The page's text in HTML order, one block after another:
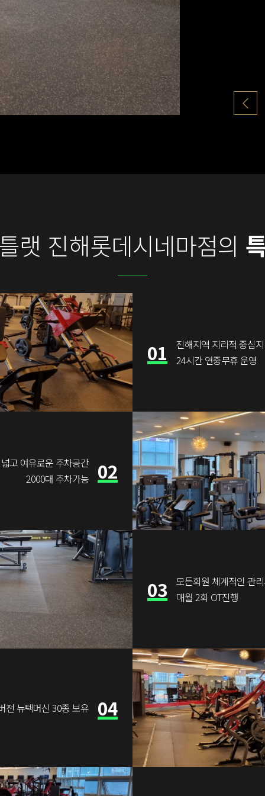
랫 진해롯데시네마점의
01
진해지역 지리적 중심
24시간 연중무휴 운영
02
넓고 여유로운 주차공간
2000대 주차가능
03
모든회원 체계적인 관
매월 2회 OT진행
04
전 뉴텍머신 30종 보유